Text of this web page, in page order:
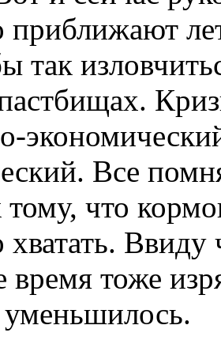
так
Все
тому, что
хватать. Ввиду
время тоже